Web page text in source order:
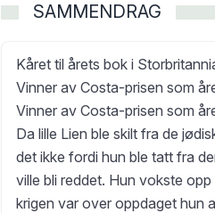
SAMMENDRAG
Kåret til årets bok i
Vinner av Costa-prisen som
Vinner av Costa-prisen som
Da lille Lien ble skilt fra de
det ikke fordi hun ble tatt fra
ville bli reddet. Hun vokste
krigen var over oppdaget hun